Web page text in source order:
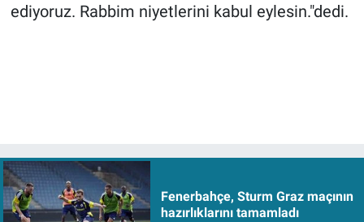
ediyoruz. Rabbim niyetlerini kabul eylesin."dedi.
Fenerbahçe, Sturm Graz maçının
hazırlıklarını tamamladı